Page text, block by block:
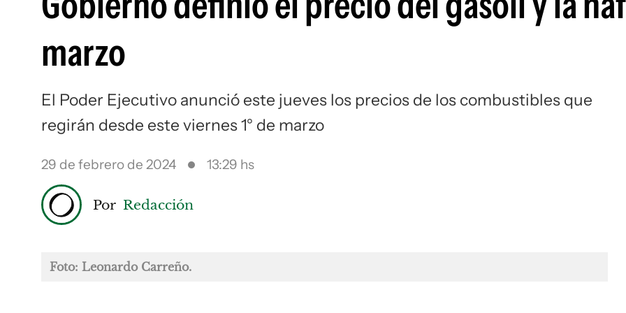
marzo
El Poder Ejecutivo anunció este jueves los precios de los combustibles que
regirán desde este viernes 1° de marzo
29 de febrero de 2024 13:29 hs
Por Redacción
Foto: Leonardo Carreño.